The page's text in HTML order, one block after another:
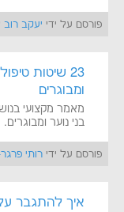
פורסם על ידי יעקב רוב
23 שיטות
ומבוגרים
מאמר מקצועי
בני נוער ומבוגרים.
פורסם על ידי רותי
איך להתגבר